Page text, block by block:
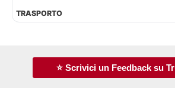
TRASPORTO
⭐ Scrivici un Feedback su